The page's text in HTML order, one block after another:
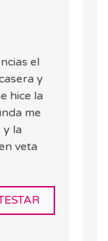
el
y
hice la
me
y la
veta